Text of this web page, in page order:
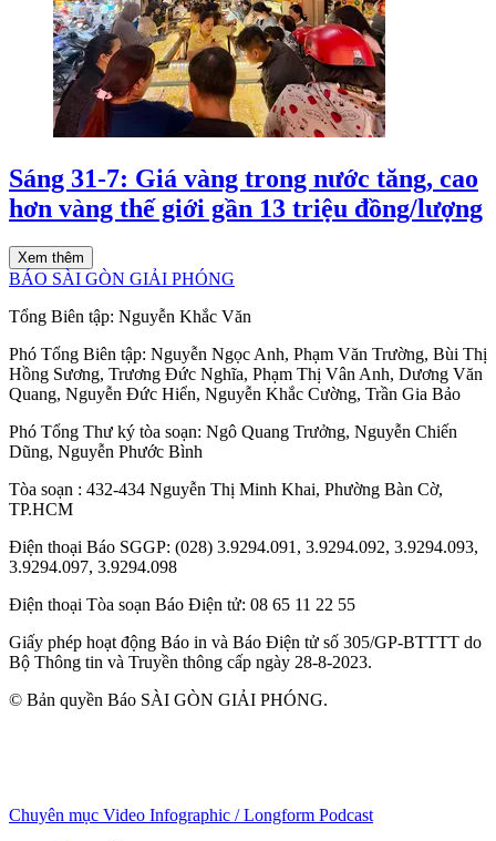
Sáng 31-7: Giá vàng trong nước tăng, cao
hơn vàng thế giới gần 13 triệu đồng/lượng
Xem thêm
BÁO SÀI GÒN GIẢI PHÓNG
Tổng Biên tập: Nguyễn Khắc Văn
Phó Tổng Biên tập: Nguyễn Ngọc Anh, Phạm Văn Trường, Bùi Thị
Hồng Sương, Trương Đức Nghĩa, Phạm Thị Vân Anh, Dương Văn
Quang, Nguyễn Đức Hiển, Nguyễn Khắc Cường, Trần Gia Bảo
Phó Tổng Thư ký tòa soạn: Ngô Quang Trưởng, Nguyễn Chiến
Dũng, Nguyễn Phước Bình
Tòa soạn : 432-434 Nguyễn Thị Minh Khai, Phường Bàn Cờ,
TP.HCM
Điện thoại Báo SGGP: (028) 3.9294.091, 3.9294.092, 3.9294.093,
3.9294.097, 3.9294.098
Điện thoại Tòa soạn Báo Điện tử: 08 65 11 22 55
Giấy phép hoạt động Báo in và Báo Điện tử số 305/GP-BTTTT do
Bộ Thông tin và Truyền thông cấp ngày 28-8-2023.
© Bản quyền Báo SÀI GÒN GIẢI PHÓNG.
Chuyên mục Video Infographic / Longform Podcast